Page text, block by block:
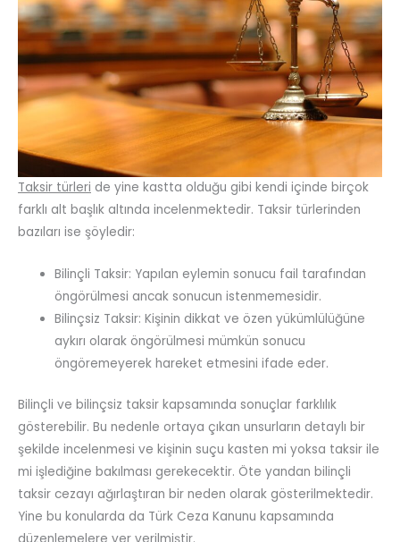
Taksir türleri de yine kastta olduğu gibi kendi içinde birçok
farklı alt başlık altında incelenmektedir. Taksir türlerinden
bazıları ise şöyledir:
Bilinçli Taksir: Yapılan eylemin sonucu fail tarafından
öngörülmesi ancak sonucun istenmemesidir.
Bilinçsiz Taksir: Kişinin dikkat ve özen yükümlülüğüne
aykırı olarak öngörülmesi mümkün sonucu
öngöremeyerek hareket etmesini ifade eder.
Bilinçli ve bilinçsiz taksir kapsamında sonuçlar farklılık
gösterebilir. Bu nedenle ortaya çıkan unsurların detaylı bir
şekilde incelenmesi ve kişinin suçu kasten mi yoksa taksir ile
mi işlediğine bakılması gerekecektir. Öte yandan bilinçli
taksir cezayı ağırlaştıran bir neden olarak gösterilmektedir.
Yine bu konularda da Türk Ceza Kanunu kapsamında
düzenlemelere yer verilmiştir.